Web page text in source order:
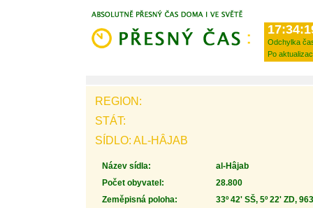
Odchylka
Po
REGION:
STÁT:
SÍDLO: AL-HÂJAB
Název sídla:
al-Hâjab
Počet obyvatel:
28.800
Zeměpisná poloha:
33º 42' SŠ, 5º 22' ZD,